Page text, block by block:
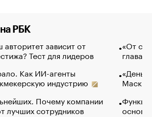
РБК
зависит от
Тест для лидеров
Как ИИ-агенты
индустрию
Почему компании
лучших сотрудников
«От
глава
Маск в
основ